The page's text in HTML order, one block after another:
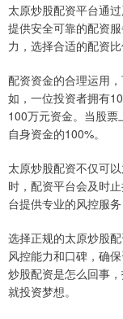
太原炒股配资平台通
提供安全可靠的配资
力，选择合适的配资
配资资金的合理运用
如，一位投资者拥有
100万元资金。当股
自身资金的100%。
太原炒股配资不仅可
时，配资平台会及时
台提供专业的风控服
选择正规的太原炒股
风控能力和口碑，确
炒股配资是怎么回事
就投资梦想。